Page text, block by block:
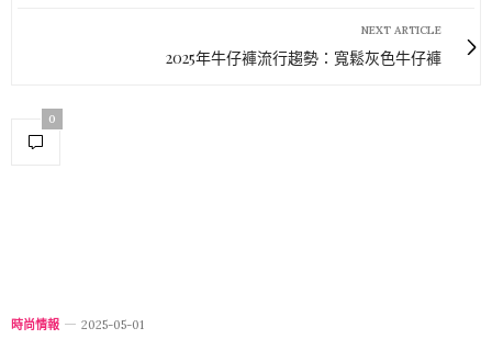
NEXT ARTICLE
2025年牛仔褲流行趨勢：寬鬆灰色牛仔褲
0
時尚情報 2025-05-01